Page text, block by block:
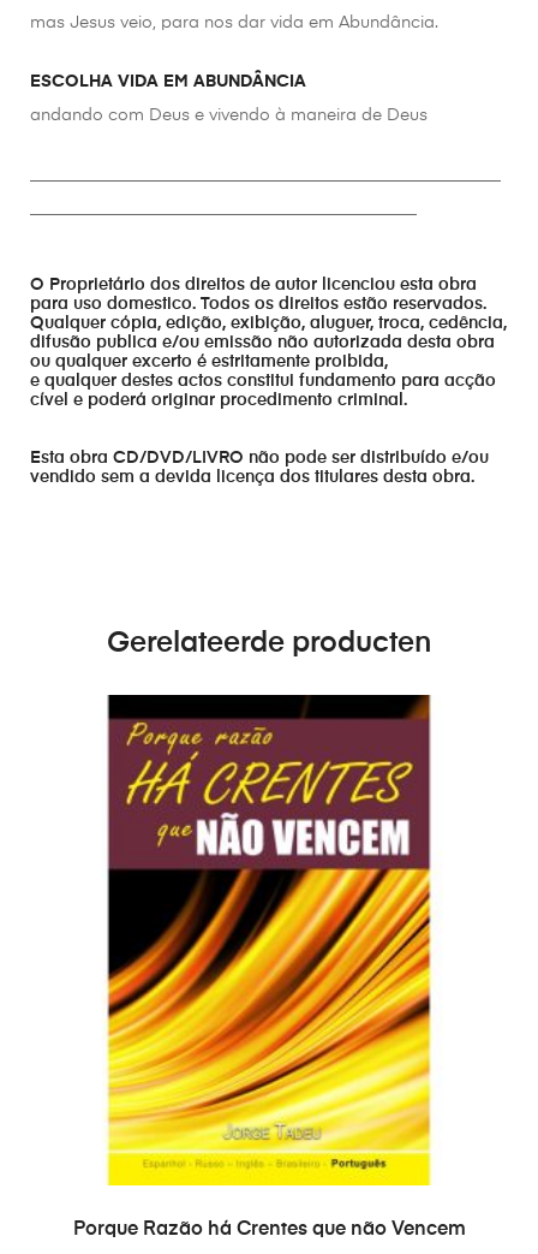
mas Jesus veio, para nos dar vida em Abundância.
ESCOLHA VIDA EM ABUNDÂNCIA
andando com Deus e vivendo à maneira de Deus
O Proprietário dos direitos de autor licenciou esta obra
para uso domestico. Todos os direitos estão reservados.
Qualquer cópia, edição, exibição, aluguer, troca, cedência,
difusão publica e/ou emissão não autorizada desta obra
ou qualquer excerto é estritamente proibida,
e qualquer destes actos constitui fundamento para acção
cível e poderá originar procedimento criminal.
Esta obra CD/DVD/LIVRO não pode ser distribuído e/ou
vendido sem a devida licença dos titulares desta obra.
Gerelateerde producten
TOEVOEGEN AAN WINKELWAGEN
Porque Razão há Crentes que não Vencem